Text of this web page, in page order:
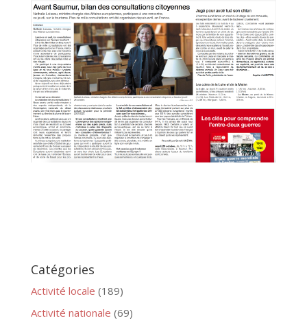
Catégories
Activité locale (189)
Activité nationale (69)